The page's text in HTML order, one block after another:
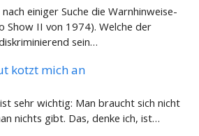
einiger Suche die Warnhinweise-
Show II von 1974). Welche der
sein…
kotzt mich an
sehr wichtig: Man braucht sich nicht
nichts gibt. Das, denke ich, ist…